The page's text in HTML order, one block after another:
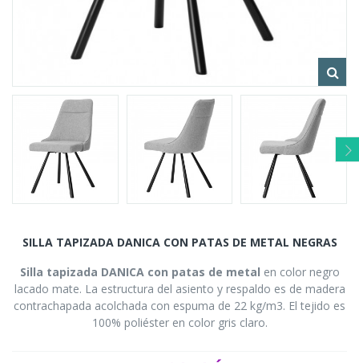
SILLA TAPIZADA DANICA CON PATAS DE METAL NEGRAS
Silla tapizada DANICA con patas de metal en color negro
lacado mate. La estructura del asiento y respaldo es de madera
contrachapada acolchada con espuma de 22 kg/m3. El tejido es
100% poliéster en color gris claro.